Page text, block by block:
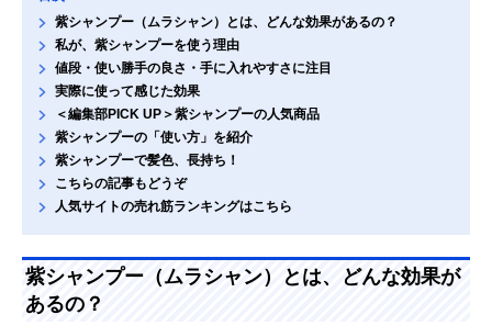
紫シャンプー（ムラシャン）とは、どんな効果があるの？
私が、紫シャンプーを使う理由
値段・使い勝手の良さ・手に入れやすさに注目
実際に使って感じた効果
＜編集部PICK UP＞紫シャンプーの人気商品
紫シャンプーの「使い方」を紹介
紫シャンプーで髪色、長持ち！
こちらの記事もどうぞ
人気サイトの売れ筋ランキングはこちら
紫シャンプー（ムラシャン）とは、どんな効果が
あるの？